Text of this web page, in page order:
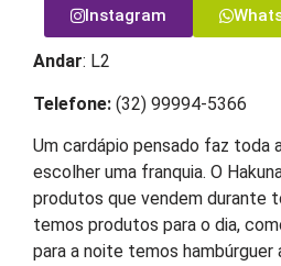
Instagram
Andar: L2
Telefone: (32) 99994-5366
Um cardápio pensado faz toda
escolher uma franquia. O
produtos que vendem durante
temos produtos para o dia,
para a noite temos